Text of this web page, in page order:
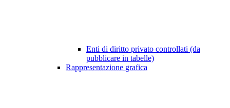
Enti di diritto privato controllati (da
pubblicare in tabelle)
Rappresentazione grafica